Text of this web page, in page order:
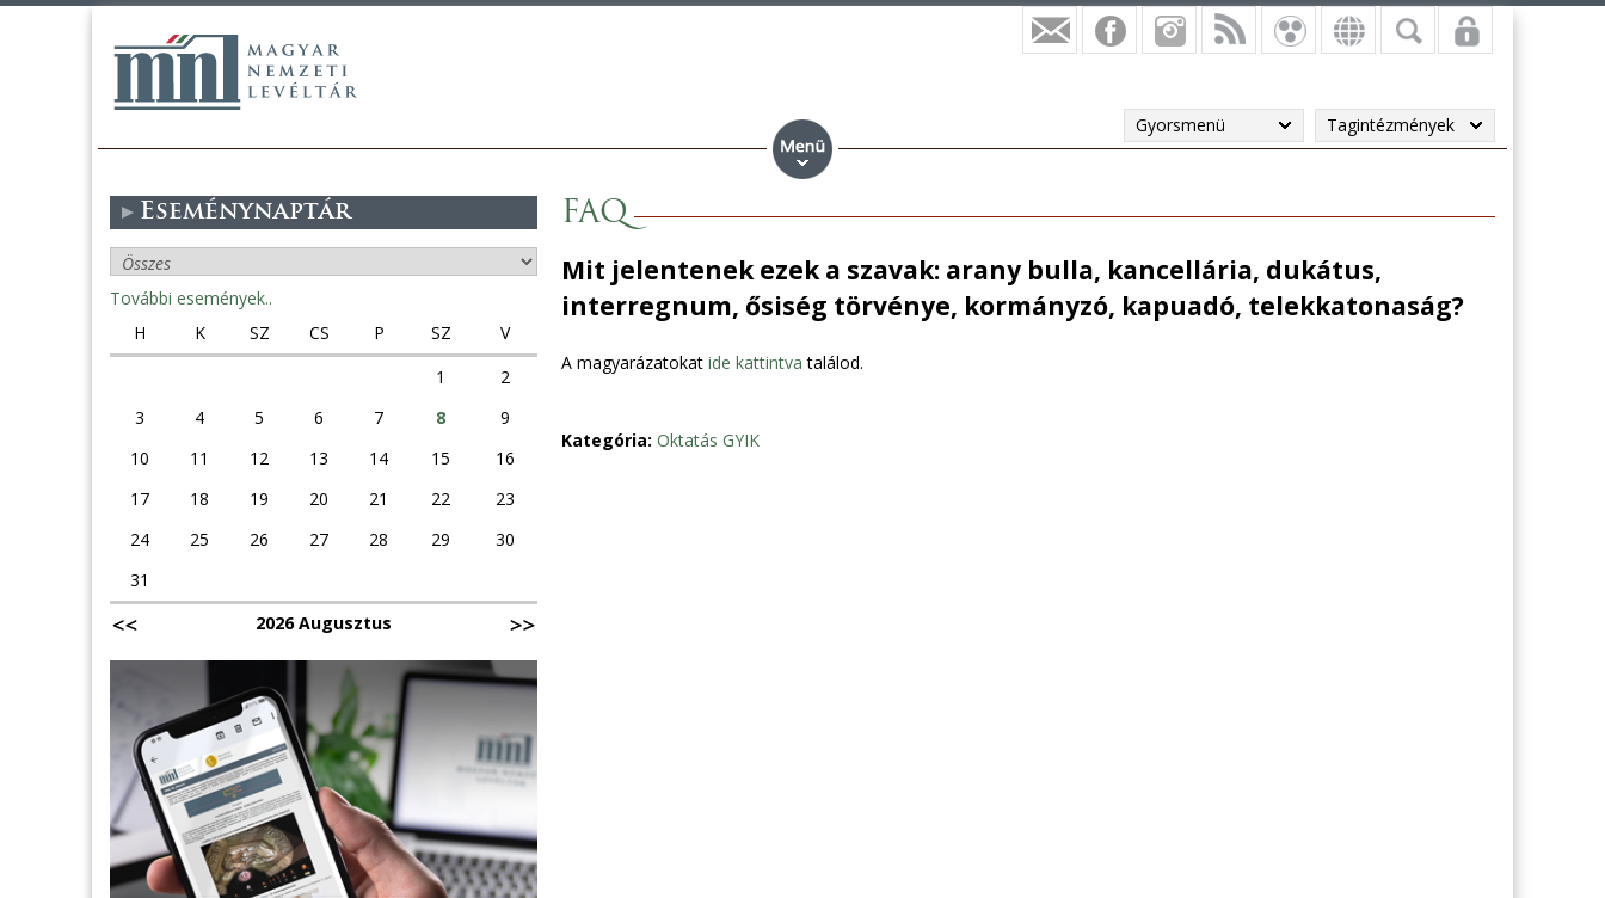
Gyorsmenü Tagintézmények
FAQ
Mit jelentenek ezek a szavak: arany bulla, kancellária, dukátus,
interregnum, ősiség törvénye, kormányzó, kapuadó, telekkatonaság?
A magyarázatokat ide kattintva találod.
Kategória: Oktatás GYIK
Eseménynaptár
További események..
H
K SZ CS P SZ
V
1
2
3
4 5 6 7 8
9
10
11 12 13 14 15
16
17
18 19 20 21 22
23
24
25 26 27 28 29
30
31
2026 Augusztus